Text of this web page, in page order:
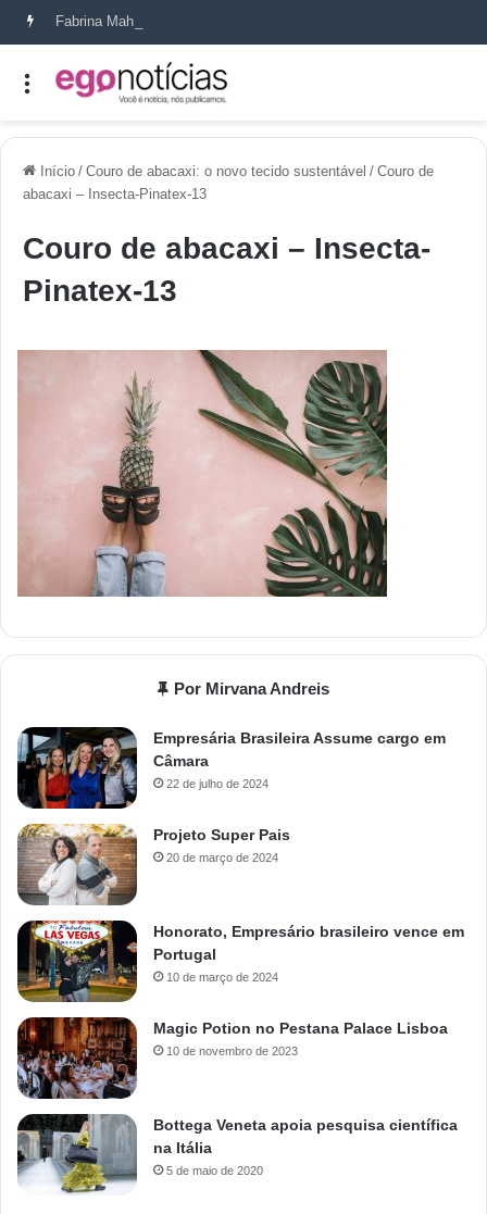
Fabrina Mahin e a arte de reconstruir confiança
Início / Couro de abacaxi: o novo tecido sustentável / Couro de
abacaxi – Insecta-Pinatex-13
Couro de abacaxi – Insecta-
Pinatex-13
Por Mirvana Andreis
Empresária Brasileira Assume cargo em
Câmara
22 de julho de 2024
Projeto Super Pais
20 de março de 2024
Honorato, Empresário brasileiro vence em
Portugal
10 de março de 2024
Magic Potion no Pestana Palace Lisboa
10 de novembro de 2023
Bottega Veneta apoia pesquisa científica
na Itália
5 de maio de 2020